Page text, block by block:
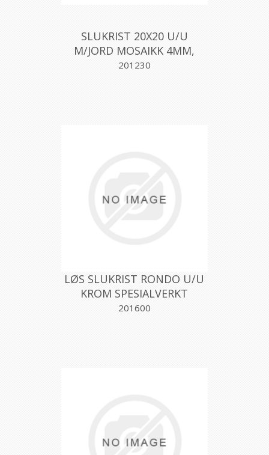
SLUKRIST 20X20 U/U
M/JORD MOSAIKK 4MM,
AQUALEX
201230
LØS SLUKRIST RONDO U/U
KROM SPESIALVERKT
201600